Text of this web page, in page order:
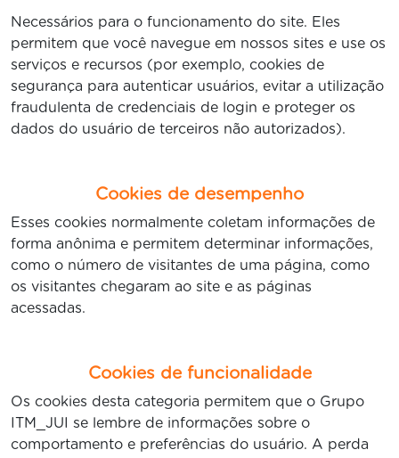
Necessários para o funcionamento do site. Eles
permitem que você navegue em nossos sites e use os
serviços e recursos (por exemplo, cookies de
segurança para autenticar usuários, evitar a utilização
fraudulenta de credenciais de login e proteger os
dados do usuário de terceiros não autorizados).
Cookies de desempenho
Esses cookies normalmente coletam informações de
forma anônima e permitem determinar informações,
como o número de visitantes de uma página, como
os visitantes chegaram ao site e as páginas
acessadas.
Cookies de funcionalidade
Os cookies desta categoria permitem que o Grupo
ITM_JUI se lembre de informações sobre o
comportamento e preferências do usuário. A perda